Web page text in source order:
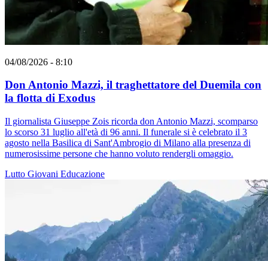
04/08/2026 - 8:10
Don Antonio Mazzi, il traghettatore del Duemila con
la flotta di Exodus
Il giornalista Giuseppe Zois ricorda don Antonio Mazzi, scomparso
lo scorso 31 luglio all'età di 96 anni. Il funerale si è celebrato il 3
agosto nella Basilica di Sant'Ambrogio di Milano alla presenza di
numerosissime persone che hanno voluto rendergli omaggio.
Lutto Giovani Educazione